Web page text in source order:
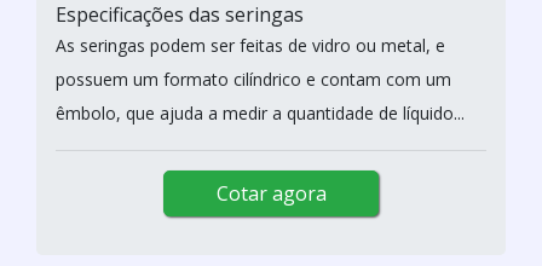
Especificações das seringas
As seringas podem ser feitas de vidro ou metal, e
possuem um formato cilíndrico e contam com um
êmbolo, que ajuda a medir a quantidade de líquido...
Cotar agora